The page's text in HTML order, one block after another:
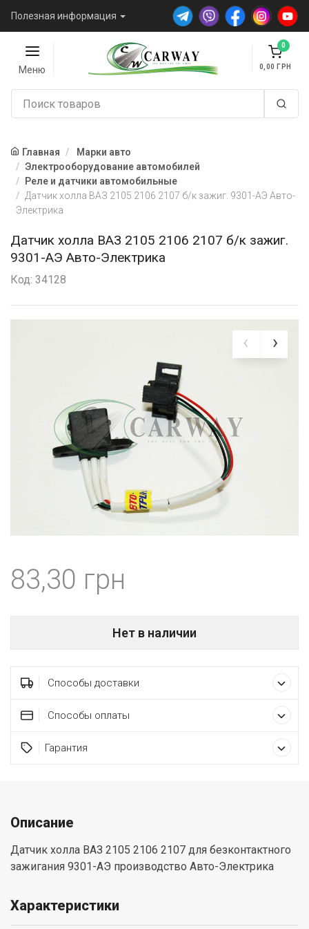
Полезная информация
Меню
0
0,00
Главная
Марки авто
Электрооборудование автомобилей
Реле и датчики автомобильные
Датчик холла ВАЗ 2105 2106 2107 б/к зажиг. 9301-АЭ Авто-
Электрика
Датчик холла ВАЗ 2105 2106 2107 б/к зажиг.
9301-АЭ Авто-Электрика
Код: 34128
83,30
Нет в наличии
Способы доставки
Способы оплаты
Гарантия
Описание
Датчик холла ВАЗ 2105 2106 2107 для безконтактного
зажигания 9301-АЭ производство Авто-Электрика
Характеристики